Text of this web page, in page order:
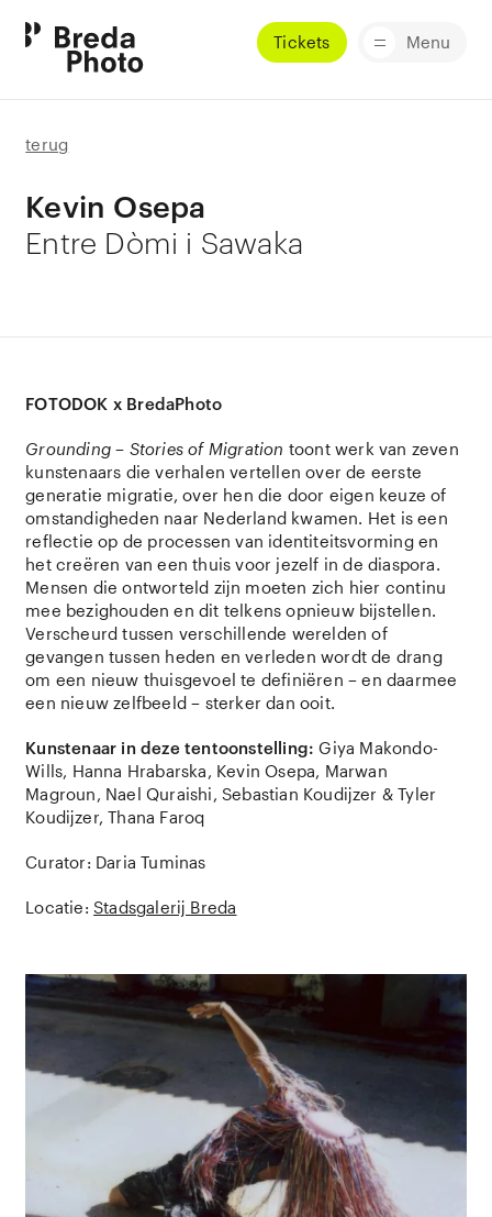
Tickets Menu
terug
Kevin Osepa
Entre Dòmi i Sawaka
FOTODOK x BredaPhoto
Grounding – Stories of Migration toont werk van zeven
kunstenaars die verhalen vertellen over de eerste
generatie migratie, over hen die door eigen keuze of
omstandigheden naar Nederland kwamen. Het is een
reflectie op de processen van identiteitsvorming en
het creëren van een thuis voor jezelf in de diaspora.
Mensen die ontworteld zijn moeten zich hier continu
mee bezighouden en dit telkens opnieuw bijstellen.
Verscheurd tussen verschillende werelden of
gevangen tussen heden en verleden wordt de drang
om een nieuw thuisgevoel te definiëren – en daarmee
een nieuw zelfbeeld – sterker dan ooit.
Kunstenaar in deze tentoonstelling: Giya Makondo-
Wills, Hanna Hrabarska, Kevin Osepa, Marwan
Magroun, Nael Quraishi, Sebastian Koudijzer & Tyler
Koudijzer, Thana Faroq
Curator: Daria Tuminas
Locatie:Stadsgalerij Breda